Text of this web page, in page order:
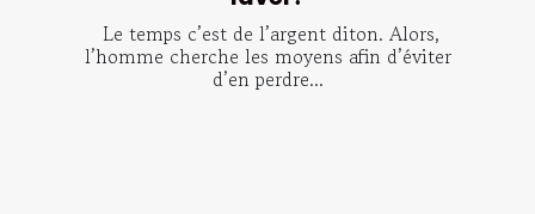
Le temps c’est de l’argent diton. Alors,
l’homme cherche les moyens afin d’éviter
d’en perdre...